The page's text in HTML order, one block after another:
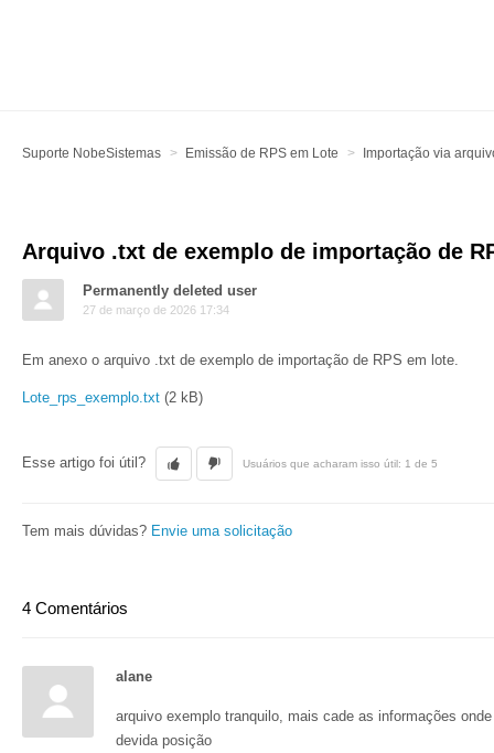
Suporte NobeSistemas Emissão de RPS em Lote Importação via
Arquivo .txt de exemplo de importação de
Permanently deleted user
27 de março de 2026 17:34
Em anexo o arquivo .txt de exemplo de importação de RPS em lote.
Lote_rps_exemplo.txt (2 kB)
Esse artigo foi útil? Usuários que acharam isso útil: 1 de 5
Tem mais dúvidas? Envie uma solicitação
4 Comentários
alane
arquivo exemplo tranquilo, mais cade as informações
devida posição